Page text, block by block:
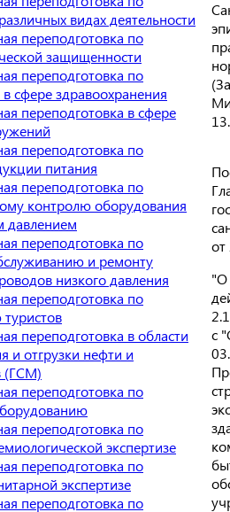
видах деятельности
переподготовка по
защищенности
переподготовка по
сфере здравоохранения
переподготовка в сфере
переподготовка по
питания
переподготовка по
контролю оборудования
давлением
переподготовка по
и ремонту
низкого давления
переподготовка по
переподготовка в области
и отгрузки нефти и
(ГСМ)
переподготовка по
переподготовка по
экспертизе
переподготовка по
экспертизе
переподготовка по
от
"О
с